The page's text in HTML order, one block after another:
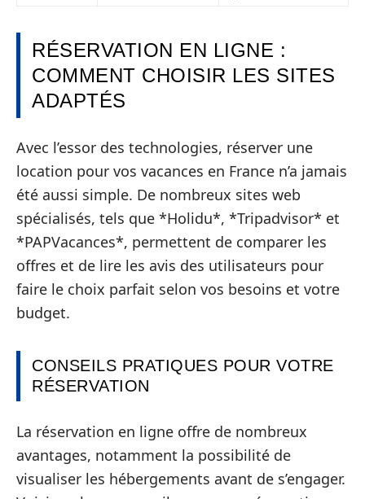
RÉSERVATION EN LIGNE :
COMMENT CHOISIR LES SITES
ADAPTÉS
Avec l’essor des technologies, réserver une
location pour vos vacances en France n’a jamais
été aussi simple. De nombreux sites web
spécialisés, tels que *Holidu*, *Tripadvisor* et
*PAPVacances*, permettent de comparer les
offres et de lire les avis des utilisateurs pour
faire le choix parfait selon vos besoins et votre
budget.
CONSEILS PRATIQUES POUR VOTRE
RÉSERVATION
La réservation en ligne offre de nombreux
avantages, notamment la possibilité de
visualiser les hébergements avant de s’engager.